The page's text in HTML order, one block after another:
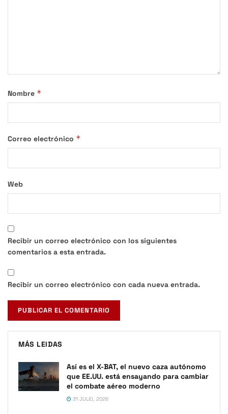
Nombre *
Correo electrónico *
Web
Recibir un correo electrónico con los siguientes
comentarios a esta entrada.
Recibir un correo electrónico con cada nueva entrada.
MÁS LEIDAS
Así es el X-BAT, el nuevo caza autónomo
que EE.UU. está ensayando para cambiar
el combate aéreo moderno
31 JULIO, 2026